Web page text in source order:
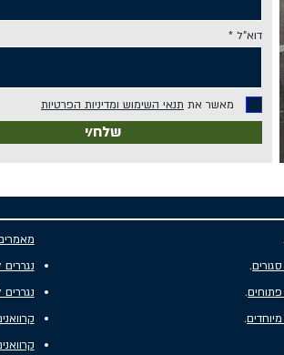
דוא"ל
מאשר את תנאי השימוש ומדיניות הפרטיות
שלח/י
נגררים
נגררים
סגורים.
פתוחים.
מיוחדים.